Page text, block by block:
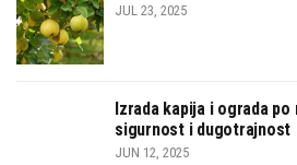
JUL 23, 2025
Izrada kapija i ograda
sigurnost i dugotrajnost
JUN 12, 2025